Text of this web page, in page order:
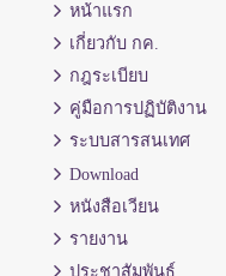
หน้าแรก
เกี่ยวกับ กค.
กฎระเบียบ
คู่มือการปฏิบัติงาน
ระบบสารสนเทศ
Download
หนังสือเวียน
รายงาน
ประชาสัมพันธ์